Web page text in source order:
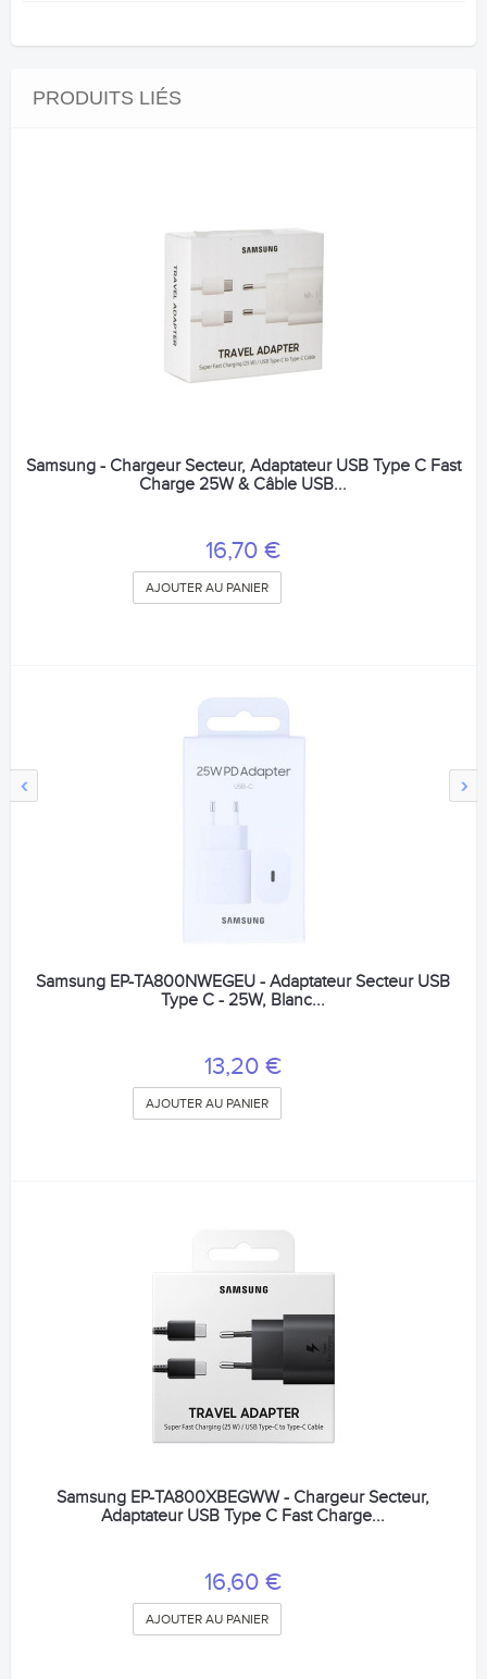
PRODUITS LIÉS
‹ ›
Samsung - Chargeur Secteur, Adaptateur USB Type C Fast
Charge 25W & Câble USB...
16,70 €
AJOUTER AU PANIER
Samsung EP-TA800NWEGEU - Adaptateur Secteur USB
Type C - 25W, Blanc...
13,20 €
AJOUTER AU PANIER
Samsung EP-TA800XBEGWW - Chargeur Secteur,
Adaptateur USB Type C Fast Charge...
16,60 €
AJOUTER AU PANIER